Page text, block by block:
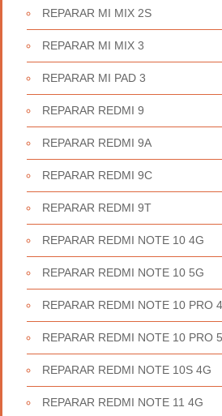
REPARAR MI MIX 2S
REPARAR MI MIX 3
REPARAR MI PAD 3
REPARAR REDMI 9
REPARAR REDMI 9A
REPARAR REDMI 9C
REPARAR REDMI 9T
REPARAR REDMI NOTE 10 4G
REPARAR REDMI NOTE 10 5G
REPARAR REDMI NOTE 10 PRO
REPARAR REDMI NOTE 10 PRO
REPARAR REDMI NOTE 10S 4G
REPARAR REDMI NOTE 11 4G